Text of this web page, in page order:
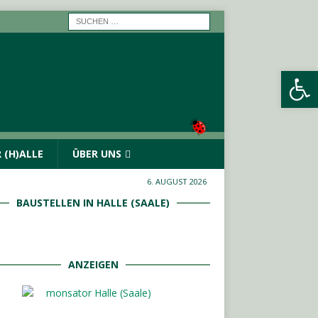
Werkzeugleiste öffnen
(H)ALLE ÜBER UNS
6. AUGUST 2026
BAUSTELLEN IN HALLE (SAALE)
ANZEIGEN